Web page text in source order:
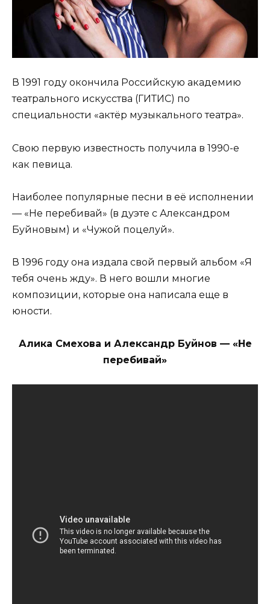
В 1991 году окончила Российскую академию
театрального искусства (ГИТИС) по
специальности «актёр музыкального театра».
Свою первую известность получила в 1990-е
как певица.
Наиболее популярные песни в её исполнении
— «Не перебивай» (в дуэте с Александром
Буйновым) и «Чужой поцелуй».
В 1996 году она издала свой первый альбом «Я
тебя очень жду». В него вошли многие
композиции, которые она написала еще в
юности.
Алика Смехова и Александр Буйнов — «Не
перебивай»